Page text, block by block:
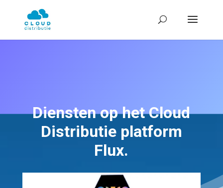
Diensten op het Cloud
Distributie platform
Flux.